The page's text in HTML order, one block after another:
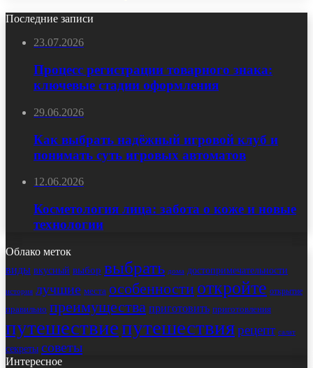
Последние записи
23.07.2026
Процесс регистрации товарного знака:
ключевые стадии оформления
29.06.2026
Как выбрать надёжный игровой клуб и
понимать суть игровых автоматов
12.06.2026
Косметология лица: забота о коже и новые
технологии
Облако меток
виды вкусный выбор выбрать дома достопримечательности
история лучшие места особенности откройте открытие
правильно преимущества приготовить приготовления
путешествиепутешествиярецепт салат
секреты советы
Интересное